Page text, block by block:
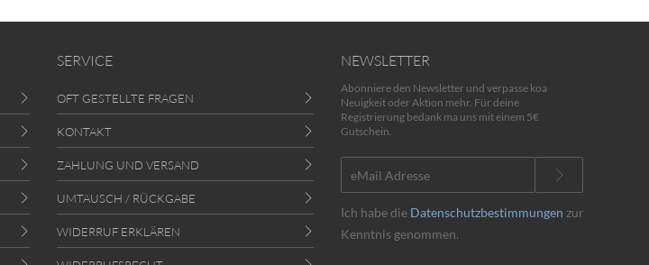
SERVICE
OFT GESTELLTE FRAGEN
KONTAKT
ZAHLUNG UND VERSAND
UMTAUSCH / RÜCKGABE
WIDERRUF ERKLÄREN
NEWSLETTER
Abonniere den Newsletter und verpasse koa
Neuigkeit oder Aktion mehr. Für deine
Registrierung bedank ma uns mit einem 5€
Gutschein.
Ich habe die Datenschutzbestimmungen zur
Kenntnis genommen.